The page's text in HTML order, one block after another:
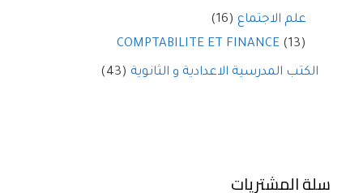
علم الاجتماع (16)
COMPTABILITE ET FINANCE (13)
الكتب المدرسية الاعدادية و الثانوية (43)
سلة المشتريات